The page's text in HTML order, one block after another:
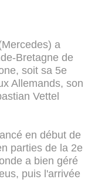
a
Bretagne de
soit sa 5e
Allemands, son
Vettel
en début de
parties de la 2e
a bien géré
puis l'arrivée